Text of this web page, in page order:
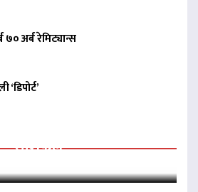
७० अर्ब रेमिट्यान्स
२३ गते शनिवारको
राशिफल